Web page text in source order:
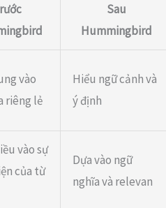
Sau
Hummingbird
vào
riêng lẻ
Hiểu ngữ cảnh và
ý định
vào sự
của từ
Dựa vào ngữ
nghĩa và relevan